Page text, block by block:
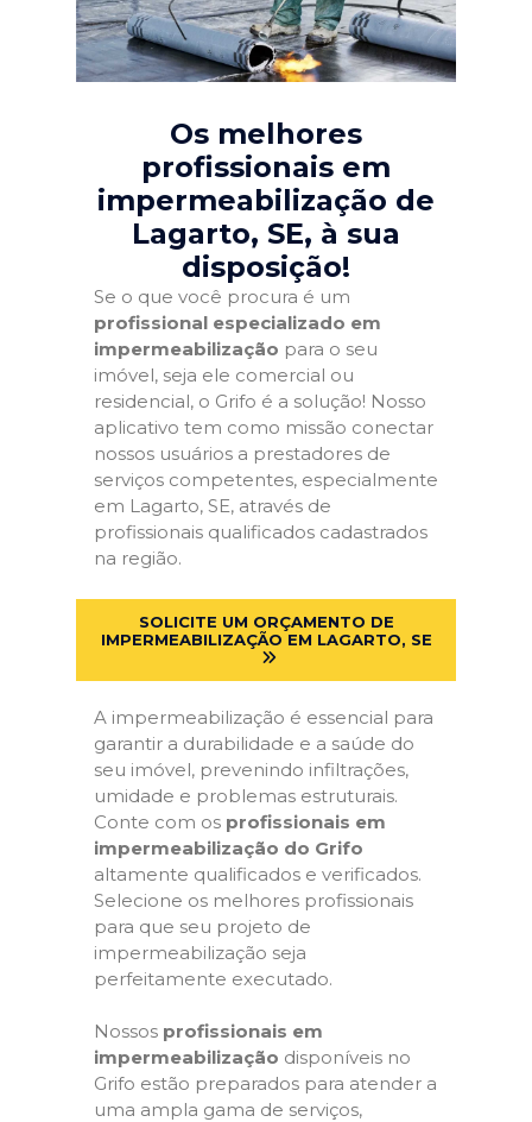
Os melhores
profissionais em
impermeabilização de
Lagarto, SE, à sua
disposição!
Se o que você procura é um
profissional especializado em
impermeabilização para o seu
imóvel, seja ele comercial ou
residencial, o Grifo é a solução! Nosso
aplicativo tem como missão conectar
nossos usuários a prestadores de
serviços competentes, especialmente
em Lagarto, SE, através de
profissionais qualificados cadastrados
na região.
SOLICITE UM ORÇAMENTO DE
IMPERMEABILIZAÇÃO EM LAGARTO, SE
A impermeabilização é essencial para
garantir a durabilidade e a saúde do
seu imóvel, prevenindo infiltrações,
umidade e problemas estruturais.
Conte com os profissionais em
impermeabilização do Grifo
altamente qualificados e verificados.
Selecione os melhores profissionais
para que seu projeto de
impermeabilização seja
perfeitamente executado.
Nossos profissionais em
impermeabilização disponíveis no
Grifo estão preparados para atender a
uma ampla gama de serviços,